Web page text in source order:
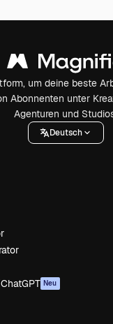
um deine beste
Abonnenten unter
Agenturen und
Deutsch
Neu